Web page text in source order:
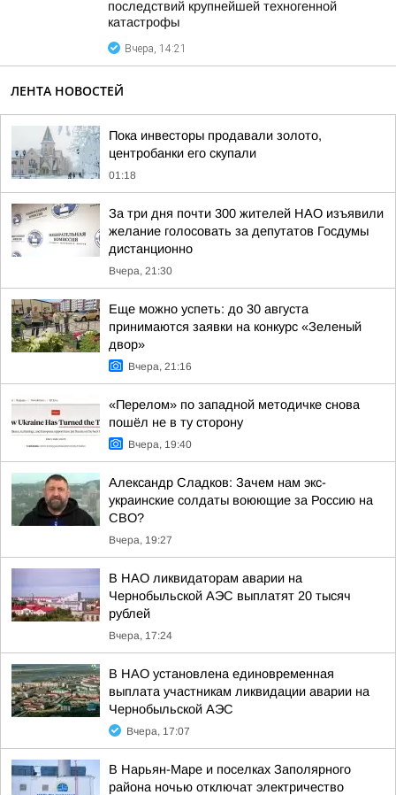
последствий крупнейшей техногенной
катастрофы
Вчера, 14:21
ЛЕНТА НОВОСТЕЙ
Пока инвесторы продавали золото,
центробанки его скупали
01:18
За три дня почти 300 жителей НАО изъявили
желание голосовать за депутатов Госдумы
дистанционно
Вчера, 21:30
Еще можно успеть: до 30 августа
принимаются заявки на конкурс «Зеленый
двор»
Вчера, 21:16
«Перелом» по западной методичке снова
пошёл не в ту сторону
Вчера, 19:40
Александр Сладков: Зачем нам экс-
украинские солдаты воюющие за Россию на
СВО?
Вчера, 19:27
В НАО ликвидаторам аварии на
Чернобыльской АЭС выплатят 20 тысяч
рублей
Вчера, 17:24
В НАО установлена единовременная
выплата участникам ликвидации аварии на
Чернобыльской АЭС
Вчера, 17:07
В Нарьян-Маре и поселках Заполярного
района ночью отключат электричество